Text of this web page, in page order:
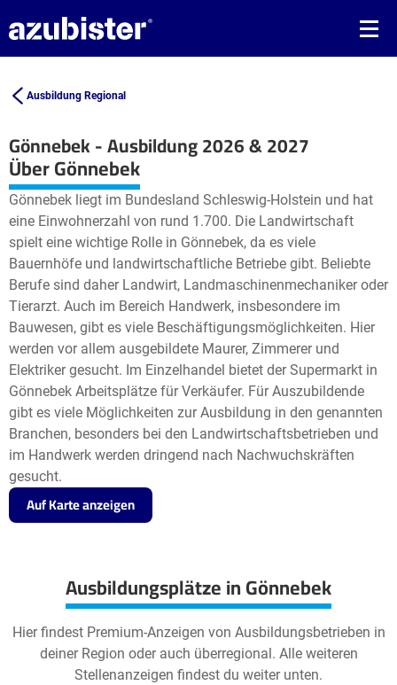
Ausbildung Regional
Gönnebek - Ausbildung 2026 & 2027
+
−
Leaflet| ©OpenStreetMap2
Über Gönnebek
Gönnebek liegt im Bundesland Schleswig-Holstein und hat
eine Einwohnerzahl von rund 1.700. Die Landwirtschaft
spielt eine wichtige Rolle in Gönnebek, da es viele
Bauernhöfe und landwirtschaftliche Betriebe gibt. Beliebte
Berufe sind daher Landwirt, Landmaschinenmechaniker oder
Tierarzt. Auch im Bereich Handwerk, insbesondere im
Bauwesen, gibt es viele Beschäftigungsmöglichkeiten. Hier
werden vor allem ausgebildete Maurer, Zimmerer und
Elektriker gesucht. Im Einzelhandel bietet der Supermarkt in
Gönnebek Arbeitsplätze für Verkäufer. Für Auszubildende
gibt es viele Möglichkeiten zur Ausbildung in den genannten
Branchen, besonders bei den Landwirtschaftsbetrieben und
im Handwerk werden dringend nach Nachwuchskräften
gesucht.
Auf Karte anzeigen
Ausbildungsplätze in Gönnebek
Hier findest Premium-Anzeigen von Ausbildungsbetrieben in
deiner Region oder auch überregional. Alle weiteren
Stellenanzeigen findest du weiter unten.